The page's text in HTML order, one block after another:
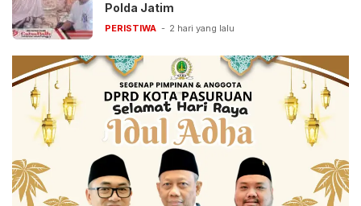
Polda Jatim
PERISTIWA 2 hari yang lalu